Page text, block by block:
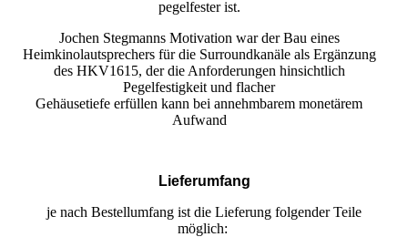
pegelfester ist.
Jochen Stegmanns Motivation war der Bau eines
Heimkinolautsprechers für die Surroundkanäle als Ergänzung
des HKV1615, der die Anforderungen hinsichtlich
Pegelfestigkeit und flacher
Gehäusetiefe erfüllen kann bei annehmbarem monetärem
Aufwand
Lieferumfang
je nach Bestellumfang ist die Lieferung folgender Teile
möglich: